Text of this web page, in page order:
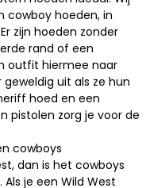
cowboy hoeden, in
zijn hoeden zonder
rand of een
outfit hiermee naar
uit als ze hun
hoed en een
pistolen zorg je voor de
cowboys
dan is het cowboys
je een Wild West